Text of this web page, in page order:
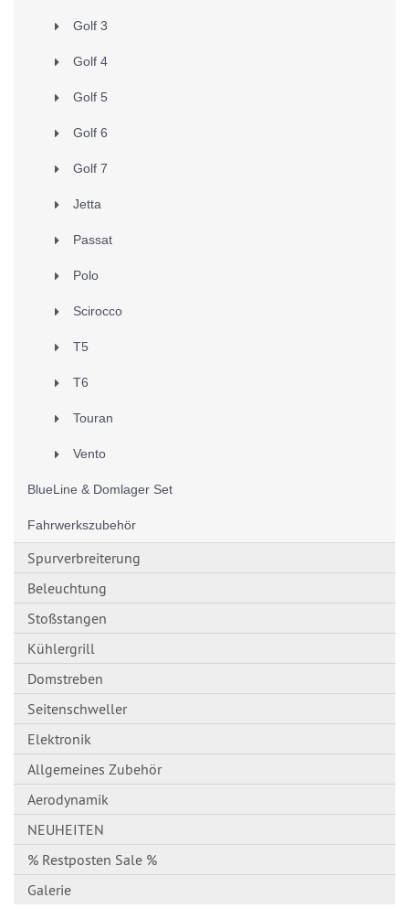
Golf 3
Golf 4
Golf 5
Golf 6
Golf 7
Jetta
Passat
Polo
Scirocco
T5
T6
Touran
Vento
BlueLine & Domlager Set
Fahrwerkszubehör
Spurverbreiterung
Beleuchtung
Stoßstangen
Kühlergrill
Domstreben
Seitenschweller
Elektronik
Allgemeines Zubehör
Aerodynamik
NEUHEITEN
% Restposten Sale %
Galerie